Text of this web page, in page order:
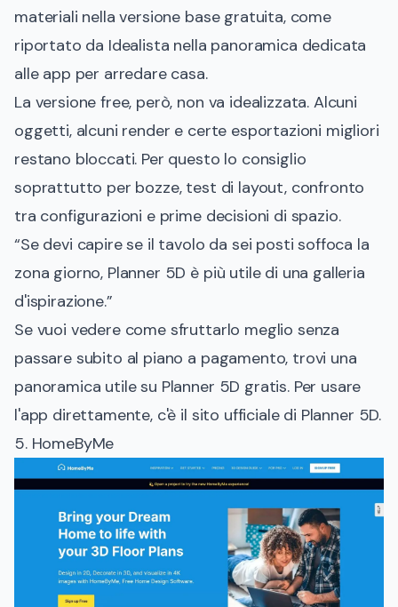
materiali nella versione base gratuita, come
riportato da Idealista nella panoramica dedicata
alle app per arredare casa.
La versione free, però, non va idealizzata. Alcuni
oggetti, alcuni render e certe esportazioni migliori
restano bloccati. Per questo lo consiglio
soprattutto per bozze, test di layout, confronto
tra configurazioni e prime decisioni di spazio.
“Se devi capire se il tavolo da sei posti soffoca la
zona giorno, Planner 5D è più utile di una galleria
d'ispirazione.”
Se vuoi vedere come sfruttarlo meglio senza
passare subito al piano a pagamento, trovi una
panoramica utile su Planner 5D gratis. Per usare
l'app direttamente, c'è il sito ufficiale di Planner 5D.
5. HomeByMe